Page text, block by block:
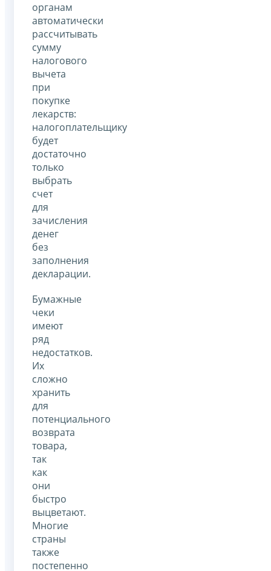
органам
автоматически
рассчитывать
сумму
налогового
вычета
при
покупке
лекарств:
налогоплательщику
будет
достаточно
только
выбрать
счет
для
зачисления
денег
без
заполнения
декларации.
Бумажные
чеки
имеют
ряд
недостатков.
Их
сложно
хранить
для
потенциального
возврата
товара,
так
как
они
быстро
выцветают.
Многие
страны
также
постепенно